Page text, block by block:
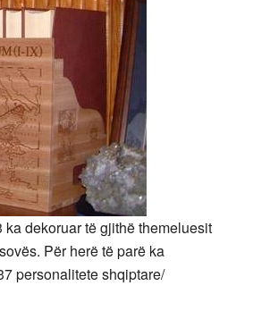
dekoruar të gjithë themeluesit
Për herë të parë ka
personalitete shqiptare/